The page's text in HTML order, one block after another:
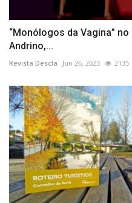
“Monólogos da Vagina”
Andrino,...
Revista Descla Jun 26, 2023 2135